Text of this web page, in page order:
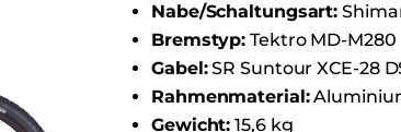
Nabe/Schaltungsart:
Bremstyp: Tektro MD-M280
Gabel:SR Suntour XCE-28
Rahmenmaterial:
Gewicht: 15,6 kg